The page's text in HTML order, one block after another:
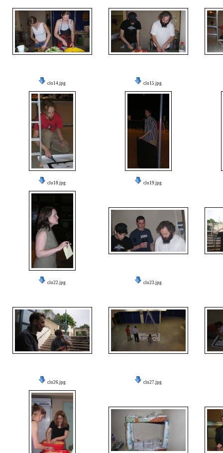
clo14.jpg clo15.jpg
clo18.jpg clo19.jpg
clo22.jpg clo23.jpg
clo26.jpg clo27.jpg